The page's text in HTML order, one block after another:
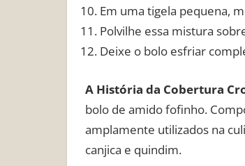
Em uma tigela pequena,
Polvilhe essa mistura
Deixe o bolo esfriar
A História da Cobertura
bolo de amido fofinho.
amplamente utilizados na
canjica e quindim.